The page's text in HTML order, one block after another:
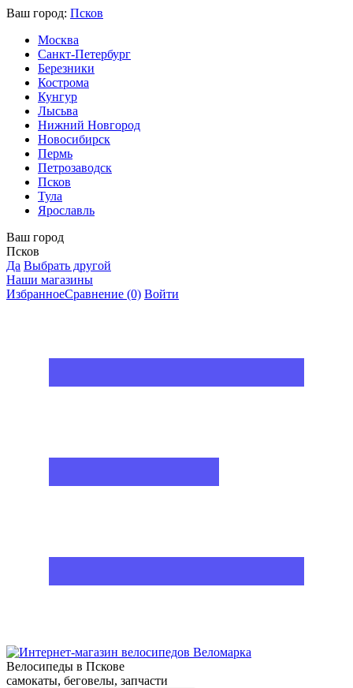
Ваш город: Псков
Москва
Санкт-Петербург
Березники
Кострома
Кунгур
Лысьва
Нижний Новгород
Новосибирск
Пермь
Петрозаводск
Псков
Тула
Ярославль
Ваш город
Псков
Да Выбрать другой
Наши магазины
ИзбранноеСравнение (0) Войти
Велосипеды в Пскове
самокаты, беговелы, запчасти